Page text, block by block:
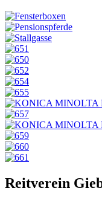
Reitverein